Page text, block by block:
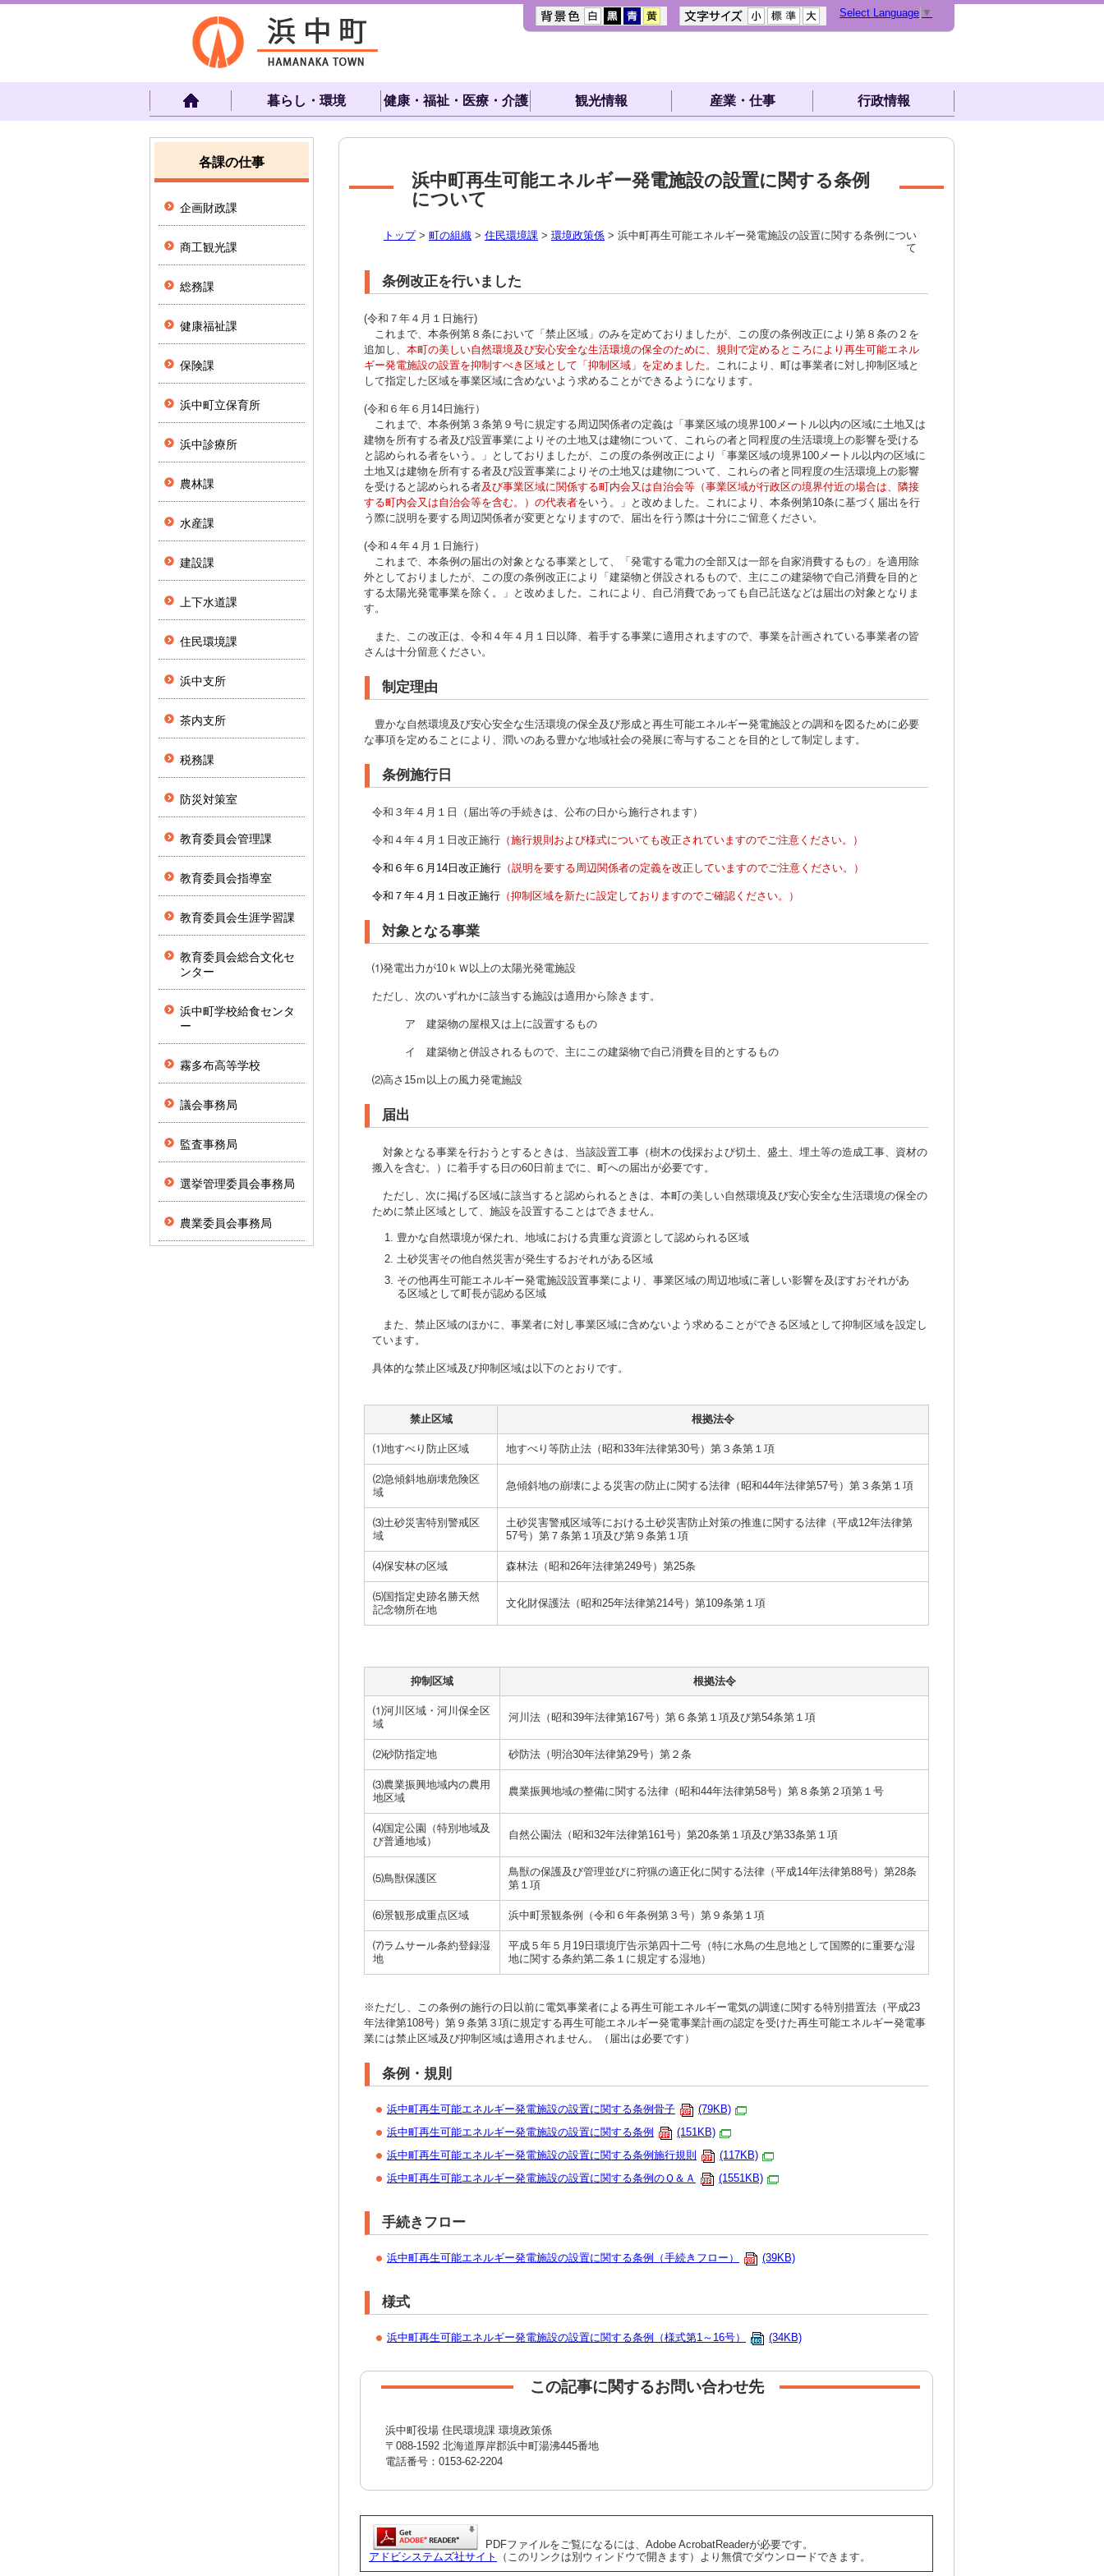
Select Language ▼
暮らし・環境 健康・福祉・医療・介護 観光情報 産業・仕事 行政情報
浜中町再生可能エネルギー発電施設の設置に関する条例
について
トップ> 町の組織 > 住民環境課 > 環境政策係 > 浜中町再生可能エネルギー発電施設の設置に関する条例につい
て
条例改正を行いました
(令和７年４月１日施行)
これまで、本条例第８条において「禁止区域」のみを定めておりましたが、この度の条例改正により第８条の２を
追加し、 本町の美しい自然環境及び安心安全な生活環境の保全のために、規則で定めるところにより再生可能エネル
ギー発電施設の設置を抑制すべき区域として「抑制区域」を定めました。これにより、町は事業者に対し抑制区域と
して指定した区域を事業区域に含めないよう求めることができるようになります。
(令和６年６月14日施行）
これまで、本条例第３条第９号に規定する周辺関係者の定義は「事業区域の境界100メートル以内の区域に土地又は
建物を所有する者及び設置事業によりその土地又は建物について、これらの者と同程度の生活環境上の影響を受ける
と認められる者をいう。」としておりましたが、この度の条例改正により「事業区域の境界100メートル以内の区域に
土地又は建物を所有する者及び設置事業によりその土地又は建物について、これらの者と同程度の生活環境上の影響
を受けると認められる者及び事業区域に関係する町内会又は自治会等（事業区域が行政区の境界付近の場合は、隣接
する町内会又は自治会等を含む。）の代表者をいう。」と改めました。これにより、本条例第10条に基づく届出を行
う際に説明を要する周辺関係者が変更となりますので、届出を行う際は十分にご留意ください。
(令和４年４月１日施行）
これまで、本条例の届出の対象となる事業として、「発電する電力の全部又は一部を自家消費するもの」を適用除
外としておりましたが、この度の条例改正により「建築物と併設されるもので、主にこの建築物で自己消費を目的と
する太陽光発電事業を除く。」と改めました。これにより、自己消費であっても自己託送などは届出の対象となりま
す。
また、この改正は、令和４年４月１日以降、着手する事業に適用されますので、事業を計画されている事業者の皆
さんは十分留意ください。
制定理由
豊かな自然環境及び安心安全な生活環境の保全及び形成と再生可能エネルギー発電施設との調和を図るために必要
な事項を定めることにより、潤いのある豊かな地域社会の発展に寄与することを目的として制定します。
条例施行日
令和３年４月１日（届出等の手続きは、公布の日から施行されます）
令和４年４月１日改正施行 （施行規則および様式についても改正されていますのでご注意ください。）
令和６年６月14日改正施行 （説明を要する周辺関係者の定義を改正していますのでご注意ください。）
令和７年４月１日改正施行 （抑制区域を新たに設定しておりますのでご確認ください。）
対象となる事業
⑴発電出力が10ｋＷ以上の太陽光発電施設
ただし、次のいずれかに該当する施設は適用から除きます。
ア 建築物の屋根又は上に設置するもの
イ 建築物と併設されるもので、主にこの建築物で自己消費を目的とするもの
⑵高さ15ｍ以上の風力発電施設
届出
対象となる事業を行おうとするときは、当該設置工事（樹木の伐採および切土、盛土、埋土等の造成工事、資材の
搬入を含む。）に着手する日の60日前までに、町への届出が必要です。
ただし、次に掲げる区域に該当すると認められるときは、本町の美しい自然環境及び安心安全な生活環境の保全の
ために禁止区域として、施設を設置することはできません。
豊かな自然環境が保たれ、地域における貴重な資源として認められる区域
土砂災害その他自然災害が発生するおそれがある区域
その他再生可能エネルギー発電施設設置事業により、事業区域の周辺地域に著しい影響を及ぼすおそれがあ
る区域として町長が認める区域
また、禁止区域のほかに、事業者に対し事業区域に含めないよう求めることができる区域として抑制区域を設定し
ています。
具体的な禁止区域及び抑制区域は以下のとおりです。
禁止区域 根拠法令
⑴地すべり防止区域 地すべり等防止法（昭和33年法律第30号）第３条第１項
⑵急傾斜地崩壊危険区
域
急傾斜地の崩壊による災害の防止に関する法律（昭和44年法律第57号）第３条第１項
⑶土砂災害特別警戒区
域
土砂災害警戒区域等における土砂災害防止対策の推進に関する法律（平成12年法律第
57号）第７条第１項及び第９条第１項
⑷保安林の区域 森林法（昭和26年法律第249号）第25条
⑸国指定史跡名勝天然
記念物所在地
文化財保護法（昭和25年法律第214号）第109条第１項
抑制区域 根拠法令
⑴河川区域・河川保全区
域
河川法（昭和39年法律第167号）第６条第１項及び第54条第１項
⑵砂防指定地 砂防法（明治30年法律第29号）第２条
⑶農業振興地域内の農用
地区域
農業振興地域の整備に関する法律（昭和44年法律第58号）第８条第２項第１号
⑷国定公園（特別地域及
び普通地域）
自然公園法（昭和32年法律第161号）第20条第１項及び第33条第１項
⑸鳥獣保護区
鳥獣の保護及び管理並びに狩猟の適正化に関する法律（平成14年法律第88号）第28条
第１項
⑹景観形成重点区域 浜中町景観条例（令和６年条例第３号）第９条第１項
⑺ラムサール条約登録湿
地
平成５年５月19日環境庁告示第四十二号（特に水鳥の生息地として国際的に重要な湿
地に関する条約第二条１に規定する湿地）
※ただし、この条例の施行の日以前に電気事業者による再生可能エネルギー電気の調達に関する特別措置法（平成23
年法律第108号）第９条第３項に規定する再生可能エネルギー発電事業計画の認定を受けた再生可能エネルギー発電事
業には禁止区域及び抑制区域は適用されません。（届出は必要です）
条例・規則
浜中町再生可能エネルギー発電施設の設置に関する条例骨子
(79KB)
浜中町再生可能エネルギー発電施設の設置に関する条例
(151KB)
浜中町再生可能エネルギー発電施設の設置に関する条例施行規則
(117KB)
浜中町再生可能エネルギー発電施設の設置に関する条例のＱ＆Ａ
(1551KB)
手続きフロー
浜中町再生可能エネルギー発電施設の設置に関する条例（手続きフロー） (39KB)
様式
浜中町再生可能エネルギー発電施設の設置に関する条例（様式第1～16号） (34KB)
この記事に関するお問い合わせ先
浜中町役場 住民環境課 環境政策係
〒088-1592 北海道厚岸郡浜中町湯沸445番地
電話番号：0153-62-2204
PDFファイルをご覧になるには、Adobe AcrobatReaderが必要です。
アドビシステムズ社サイト
（このリンクは別ウィンドウで開きます）より無償でダウンロードできます。
各課の仕事
企画財政課
商工観光課
総務課
健康福祉課
保険課
浜中町立保育所
浜中診療所
農林課
水産課
建設課
上下水道課
住民環境課
浜中支所
茶内支所
税務課
防災対策室
教育委員会管理課
教育委員会指導室
教育委員会生涯学習課
教育委員会総合文化セ
ンター
浜中町学校給食センタ
ー
霧多布高等学校
議会事務局
監査事務局
選挙管理委員会事務局
農業委員会事務局